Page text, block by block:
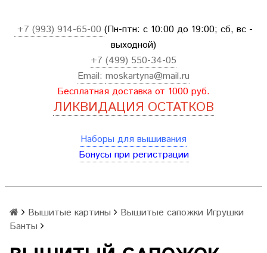
+7 (993) 914-65-00 (Пн-птн: с 10:00 до 19:00; сб, вс -
выходной)
+7 (499) 550-34-05
Email: moskartyna@mail.ru
Бесплатная доставка от 1000 руб.
ЛИКВИДАЦИЯ ОСТАТКОВ
Наборы для вышивания
Бонусы при регистрации
Вышитые картины
Вышитые сапожки Игрушки
Банты